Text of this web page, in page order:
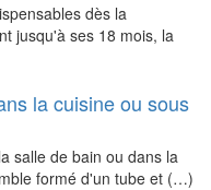
dès la
jusqu'à ses 18 mois, la
la cuisine ou sous
salle de bain ou dans la
formé d'un tube et (…)